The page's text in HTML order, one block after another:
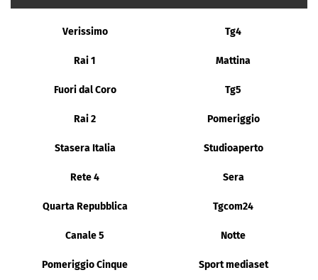
Verissimo Tg4
Rai 1 Mattina
Fuori dal Coro Tg5
Rai 2 Pomeriggio
Stasera Italia Studioaperto
Rete 4 Sera
Quarta Repubblica Tgcom24
Canale 5 Notte
Pomeriggio Cinque Sport mediaset